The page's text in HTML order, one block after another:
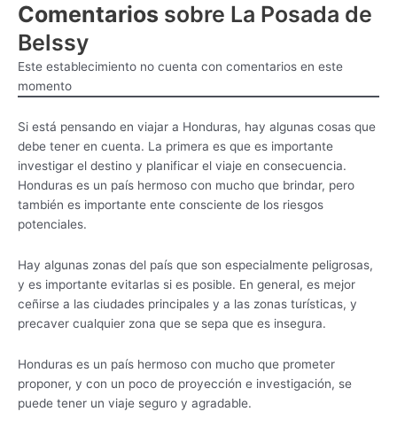
Comentarios sobre La Posada de
Belssy
Este establecimiento no cuenta con comentarios en este
momento
Si está pensando en viajar a Honduras, hay algunas cosas que
debe tener en cuenta. La primera es que es importante
investigar el destino y planificar el viaje en consecuencia.
Honduras es un país hermoso con mucho que brindar, pero
también es importante ente consciente de los riesgos
potenciales.
Hay algunas zonas del país que son especialmente peligrosas,
y es importante evitarlas si es posible. En general, es mejor
ceñirse a las ciudades principales y a las zonas turísticas, y
precaver cualquier zona que se sepa que es insegura.
Honduras es un país hermoso con mucho que prometer
proponer, y con un poco de proyección e investigación, se
puede tener un viaje seguro y agradable.